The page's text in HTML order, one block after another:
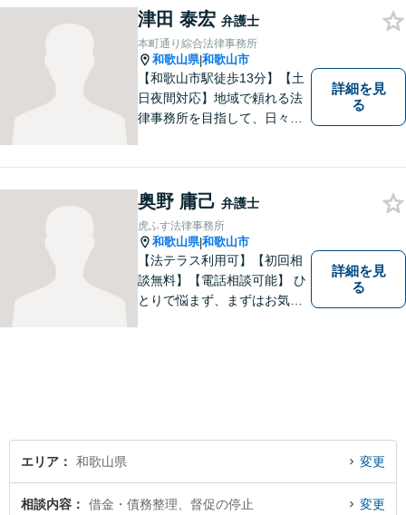
津田 泰宏 弁護士
本町通り綜合法律事務所
和歌山県|和歌山市
【和歌山市駅徒歩13分】【土
日夜間対応】地域で頼れる法
律事務所を目指して、日々尽
能です。まずはお気軽にご相
談ください。
詳細を見
る
奥野 庸己 弁護士
虎ふす法律事務所
和歌山県|和歌山市
【法テラス利用可】【初回相
談無料】【電話相談可能】 ひ
とりで悩まず、まずはお気軽
詳細を見
る
エリア 和歌山県 変更
相談内容 借金・債務整理、督促の停止 変更